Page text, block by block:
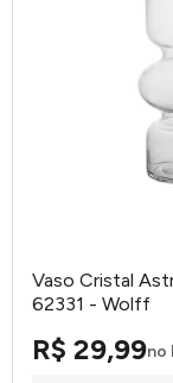
Vaso Cristal
62331 - Wolff
R$ 29,99no